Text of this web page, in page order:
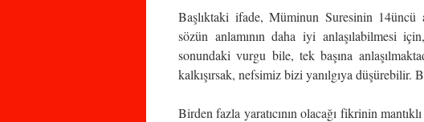
Başlıktaki ifade, Müminun Suresinin 14üncü
sözün anlamının daha iyi anlaşılabilmesi
sonundaki vurgu bile, tek başına
kalkışırsak, nefsimiz bizi yanılgıya düşürebilir.
Birden fazla yaratıcının olacağı fikrinin